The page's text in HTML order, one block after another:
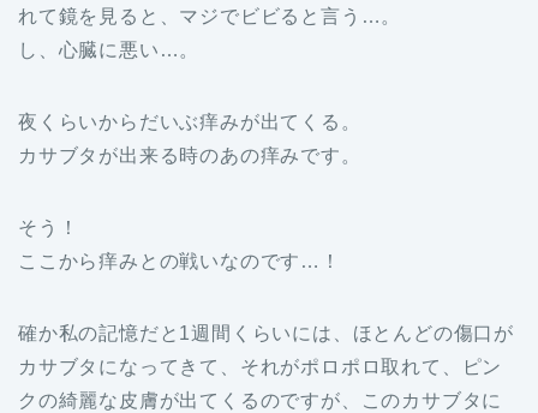
れて鏡を見ると、マジでビビると言う…。
し、心臓に悪い…。
夜くらいからだいぶ痒みが出てくる。
カサブタが出来る時のあの痒みです。
そう！
ここから痒みとの戦いなのです…！
確か私の記憶だと1週間くらいには、ほとんどの傷口が
カサブタになってきて、それがポロポロ取れて、ピン
クの綺麗な皮膚が出てくるのですが、このカサブタに